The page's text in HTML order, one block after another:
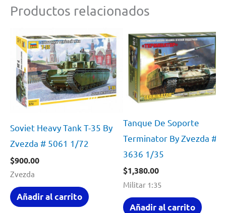
Productos relacionados
Soviet Heavy Tank T-35 By
Zvezda # 5061 1/72
$900.00
Zvezda
Añadir al carrito
Tanque De Soporte
Terminator By Zvezda #
3636 1/35
$1,380.00
Militar 1:35
Añadir al carrito